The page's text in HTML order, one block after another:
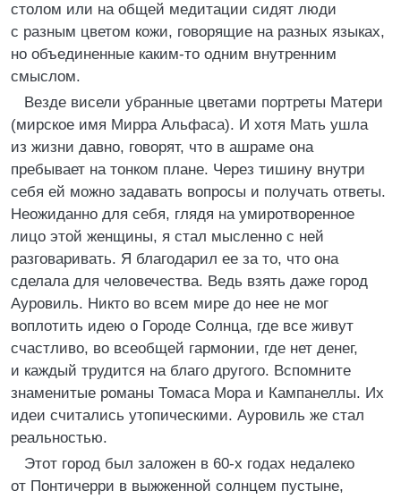
столом или на общей медитации сидят люди
с разным цветом кожи, говорящие на разных языках,
но объединенные каким-то одним внутренним
смыслом.
Везде висели убранные цветами портреты Матери
(мирское имя Мирра Альфаса). И хотя Мать ушла
из жизни давно, говорят, что в ашраме она
пребывает на тонком плане. Через тишину внутри
себя ей можно задавать вопросы и получать ответы.
Неожиданно для себя, глядя на умиротворенное
лицо этой женщины, я стал мысленно с ней
разговаривать. Я благодарил ее за то, что она
сделала для человечества. Ведь взять даже город
Ауровиль. Никто во всем мире до нее не мог
воплотить идею о Городе Солнца, где все живут
счастливо, во всеобщей гармонии, где нет денег,
и каждый трудится на благо другого. Вспомните
знаменитые романы Томаса Мора и Кампанеллы. Их
идеи считались утопическими. Ауровиль же стал
реальностью.
Этот город был заложен в 60-х годах недалеко
от Понтичерри в выжженной солнцем пустыне,